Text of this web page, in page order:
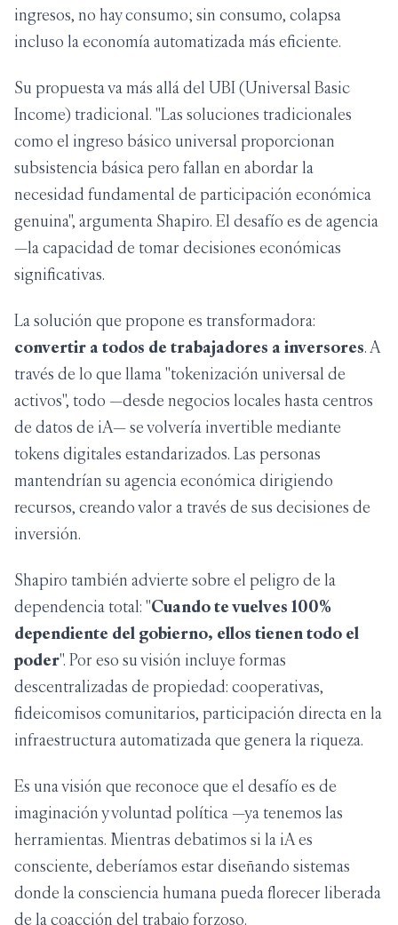
ingresos, no hay consumo; sin consumo, colapsa
incluso la economía automatizada más eficiente.
Su propuesta va más allá del UBI (Universal Basic
Income) tradicional. "Las soluciones tradicionales
como el ingreso básico universal proporcionan
subsistencia básica pero fallan en abordar la
necesidad fundamental de participación económica
genuina", argumenta Shapiro. El desafío es de agencia
—la capacidad de tomar decisiones económicas
significativas.
La solución que propone es transformadora:
convertir a todos de trabajadores a inversores. A
través de lo que llama "tokenización universal de
activos", todo —desde negocios locales hasta centros
de datos de iA— se volvería invertible mediante
tokens digitales estandarizados. Las personas
mantendrían su agencia económica dirigiendo
recursos, creando valor a través de sus decisiones de
inversión.
Shapiro también advierte sobre el peligro de la
dependencia total: "Cuando te vuelves 100%
dependiente del gobierno, ellos tienen todo el
poder". Por eso su visión incluye formas
descentralizadas de propiedad: cooperativas,
fideicomisos comunitarios, participación directa en la
infraestructura automatizada que genera la riqueza.
Es una visión que reconoce que el desafío es de
imaginación y voluntad política —ya tenemos las
herramientas. Mientras debatimos si la iA es
consciente, deberíamos estar diseñando sistemas
donde la consciencia humana pueda florecer liberada
de la coacción del trabajo forzoso.